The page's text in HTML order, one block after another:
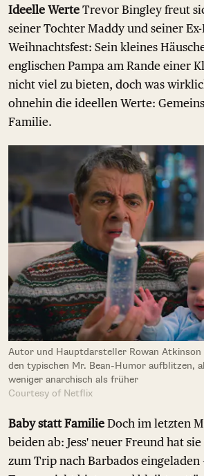
Ideelle Werte Trevor Bingley freut
seiner Tochter Maddy und seiner Ex-
Weihnachtsfest: Sein kleines
englischen Pampa am Rande einer
nicht viel zu bieten, doch was
ohnehin die ideellen Werte:
Familie.
Autor und Hauptdarsteller Rowan
den typischen Mr. Bean-Humor aufblitzen,
weniger anarchisch als früher
Courtesy of Netflix
Baby statt Familie Doch im letzten
beiden ab: Jess' neuer Freund hat
zum Trip nach Barbados eingeladen